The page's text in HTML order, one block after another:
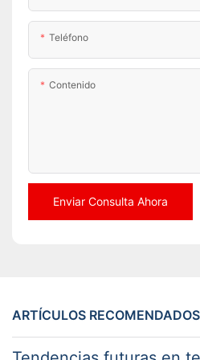
Teléfono
Contenido
Enviar Consulta Ahora
ARTÍCULOS RECOMENDADOS